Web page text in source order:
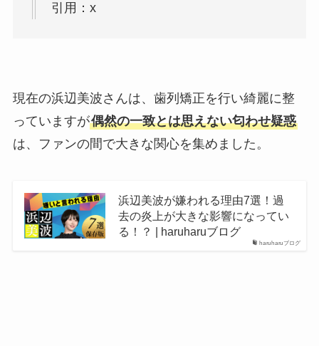
引用：x
現在の浜辺美波さんは、歯列矯正を行い綺麗に整
っていますが偶然の一致とは思えない匂わせ疑惑
は、ファンの間で大きな関心を集めました。
haruharuブログ
浜辺美波が嫌われる理由7選！過
去の炎上が大きな影響になってい
る！？ | haruharuブログ